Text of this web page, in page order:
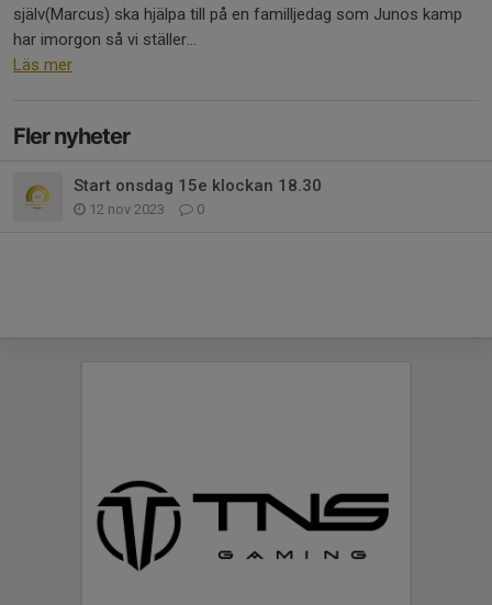
själv(Marcus) ska hjälpa till på en familljedag som Junos kamp
har imorgon så vi ställer...
Läs mer
Fler nyheter
Start onsdag 15e klockan 18.30
12 nov 2023 0